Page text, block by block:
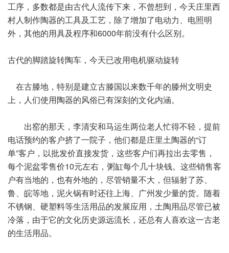
工序，多数都是由古代人流传下来，不曾想到，今天庄里西
村人制作陶器的工具及工艺，除了增加了电动力、电照明
外，其他的用具及程序和6000年前没有什么区别。
古代的脚踏旋转陶车，今天已改用电机驱动旋转
在古滕地，特别是建立古滕国以来数千年的滕州文明史
上，人们使用陶器的风俗已有深刻的文化内涵。
出窑的那天，李清安和马运生两位老人忙得不轻，提前
电话预约的客户挤了一院子，他们都是庄里土陶器的“订
单”客户，以批发价直接发货，这些客户们再拉出去零售，
每个泥盆零售价10元左右，粥缸每个几十块钱。这些销售客
户有当地的，也有外地的，尽管销量不大，但辐射了苏、
鲁、皖等地，泥火锅有时还往上海、广州发少量的货。随着
不锈钢、硬塑料等生活用品的发展应用，土陶用品尽管已被
冷落，由于它的文化历史源远流长，还总有人喜欢这一古老
的生活用品。